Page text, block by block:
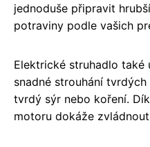
jednoduše připravit
potraviny podle vašich
Elektrické struhadlo také
snadné strouhání
tvrdý sýr nebo koření.
motoru dokáže